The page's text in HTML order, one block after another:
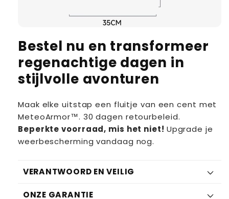
Bestel nu en transformeer
regenachtige dagen in
stijlvolle avonturen
Maak elke uitstap een fluitje van een cent met
MeteoArmor™. 30 dagen retourbeleid.
Beperkte voorraad, mis het niet! Upgrade je
weerbescherming vandaag nog.
VERANTWOORD EN VEILIG
ONZE GARANTIE